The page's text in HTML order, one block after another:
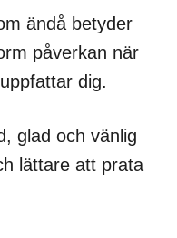
ändå betyder
påverkan när
dig.
glad och vänlig
lättare att prata